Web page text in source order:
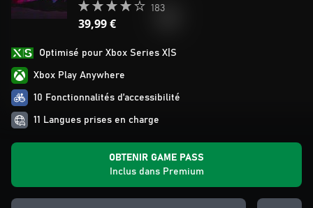
183
39,99 €
Optimisé pour Xbox Series X|S
Xbox Play Anywhere
10 Fonctionnalités d’accessibilité
11 Langues prises en charge
OBTENIR GAME PASS
Inclus dans Premium